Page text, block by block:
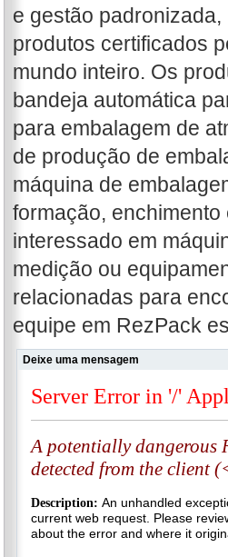
e gestão
produtos certificados
mundo inteiro. Os
bandeja automática
para embalagem de
de produção de
máquina de
formação,
interessado em
medição ou
relacionadas para
equipe em RezPack
Deixe uma mensagem